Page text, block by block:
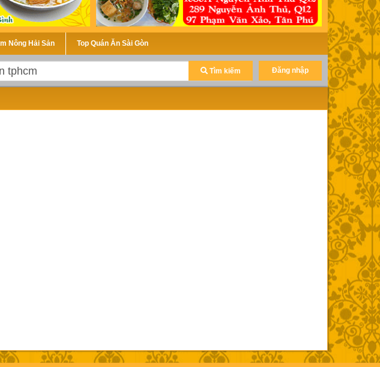
Nông Hải Sản Top Quán Ăn Sài Gòn
Tìm kiếm Đăng nhập